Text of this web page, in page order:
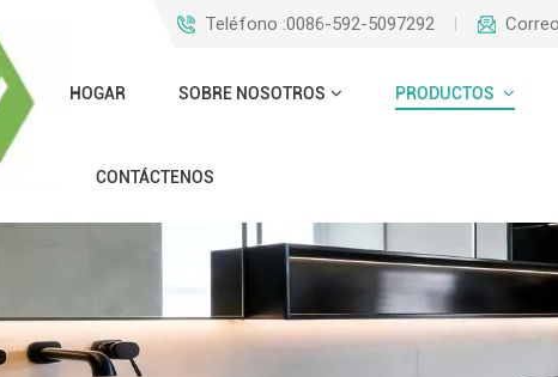
Teléfono :0086-592-5097292
HOGAR SOBRE NOSOTROS PRODUCTOS
CONTÁCTENOS